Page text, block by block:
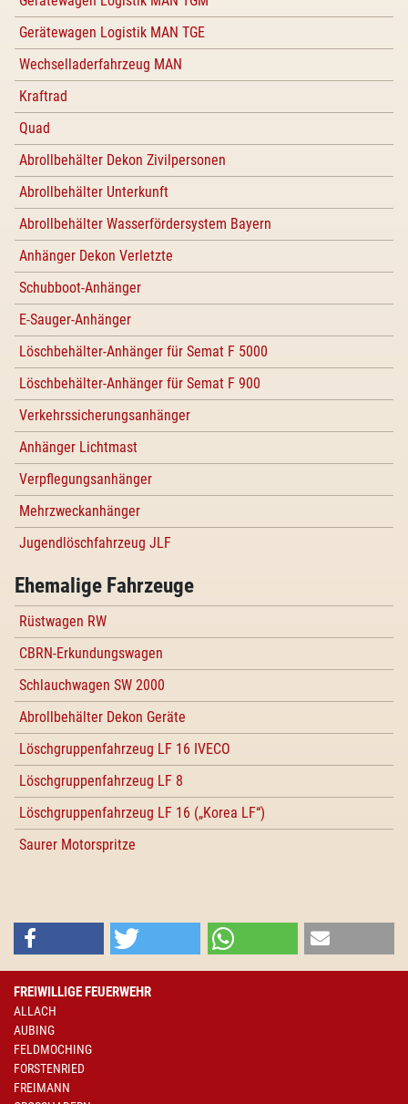
Gerätewagen Logistik MAN TGE
Wechselladerfahrzeug MAN
Kraftrad
Quad
Abrollbehälter Dekon Zivilpersonen
Abrollbehälter Unterkunft
Abrollbehälter Wasserfördersystem Bayern
Anhänger Dekon Verletzte
Schubboot-Anhänger
E-Sauger-Anhänger
Löschbehälter-Anhänger für Semat F 5000
Löschbehälter-Anhänger für Semat F 900
Verkehrssicherungsanhänger
Anhänger Lichtmast
Verpflegungsanhänger
Mehrzweckanhänger
Jugendlöschfahrzeug JLF
Ehemalige Fahrzeuge
Rüstwagen RW
CBRN-Erkundungswagen
Schlauchwagen SW 2000
Abrollbehälter Dekon Geräte
Löschgruppenfahrzeug LF 16 IVECO
Löschgruppenfahrzeug LF 8
Löschgruppenfahrzeug LF 16 („Korea LF“)
Saurer Motorspritze
FREIWILLIGE FEUERWEHR
ALLACH
AUBING
FELDMOCHING
FORSTENRIED
FREIMANN